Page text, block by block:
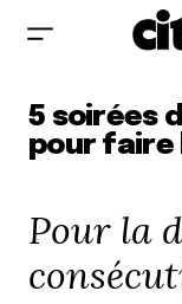
5 soirées
pour faire
Pour la